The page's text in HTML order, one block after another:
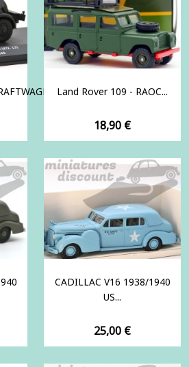
Land Rover 109 - RAOC...
Prix
18,90 €
CADILLAC V16 1938/1940
US...
Prix
25,00 €